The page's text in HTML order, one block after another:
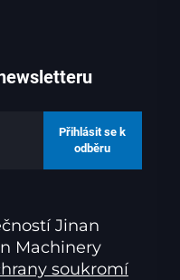
Přihlásit se k
odběru
Jinan
Machinery
soukromí